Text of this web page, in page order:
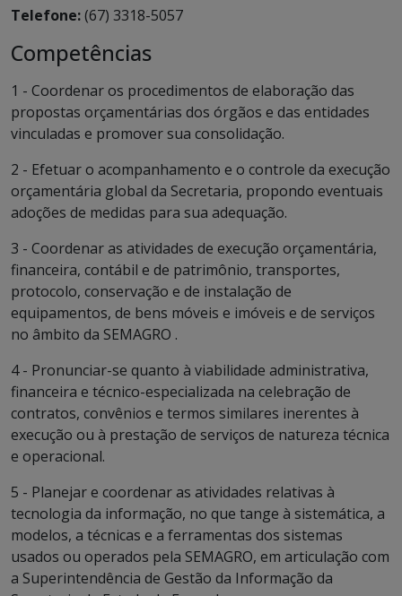
Telefone:(67) 3318-5057
Competências
1 - Coordenar os procedimentos de elaboração das
propostas orçamentárias dos órgãos e das entidades
vinculadas e promover sua consolidação.
2 - Efetuar o acompanhamento e o controle da execução
orçamentária global da Secretaria, propondo eventuais
adoções de medidas para sua adequação.
3 - Coordenar as atividades de execução orçamentária,
financeira, contábil e de patrimônio, transportes,
protocolo, conservação e de instalação de
equipamentos, de bens móveis e imóveis e de serviços
no âmbito da SEMAGRO .
4 - Pronunciar-se quanto à viabilidade administrativa,
financeira e técnico-especializada na celebração de
contratos, convênios e termos similares inerentes à
execução ou à prestação de serviços de natureza técnica
e operacional.
5 - Planejar e coordenar as atividades relativas à
tecnologia da informação, no que tange à sistemática, a
modelos, a técnicas e a ferramentas dos sistemas
usados ou operados pela SEMAGRO, em articulação com
a Superintendência de Gestão da Informação da